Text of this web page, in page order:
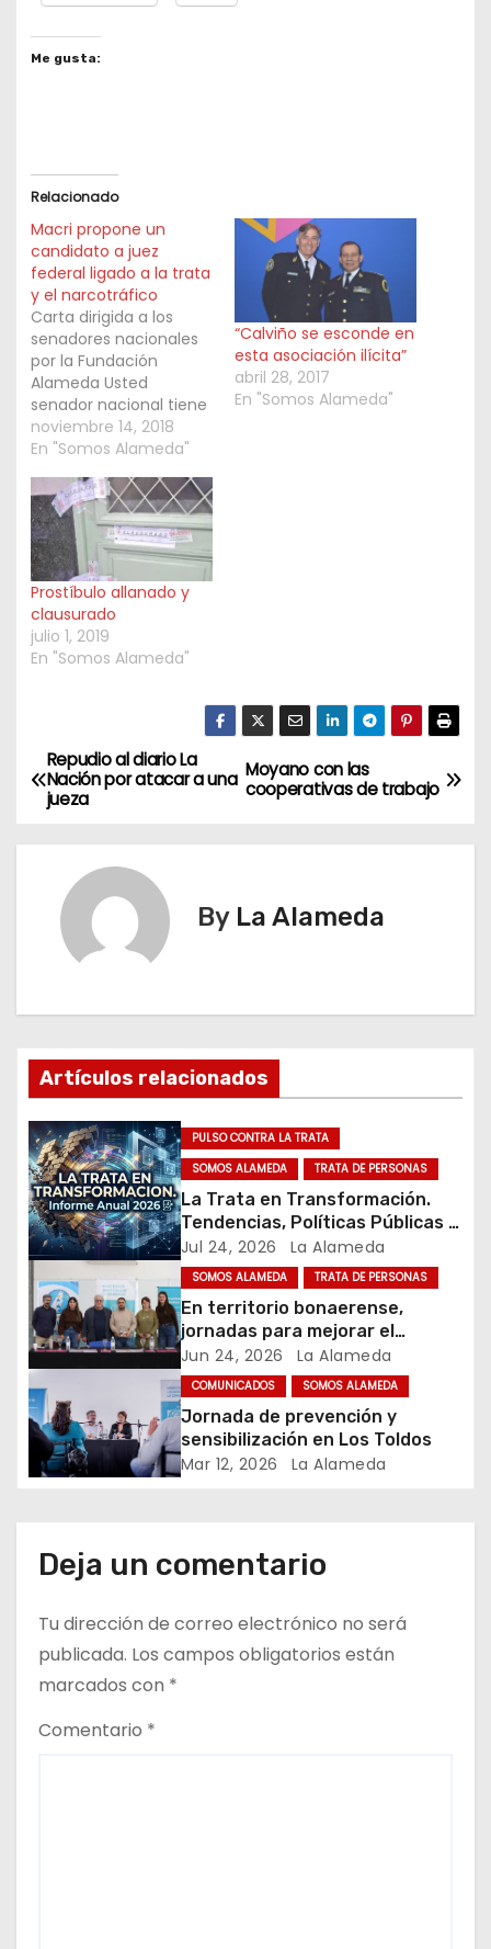
Me gusta:
Relacionado
Macri propone un
candidato a juez
federal ligado a la trata
y el narcotráfico
Carta dirigida a los
senadores nacionales
por la Fundación
Alameda Usted
senador nacional tiene
en su poder designar a
un juez federal para la
Paso de los Libres, en la
provincia de Corrientes,
que se llama Gustavo
Fresneda, quien
acumula denuncias
por vínculos con redes
de trata;…
noviembre 14, 2018
En "Somos Alameda"
“Calviño se esconde en
esta asociación ilícita”
abril 28, 2017
En "Somos Alameda"
Prostíbulo allanado y
clausurado
julio 1, 2019
En "Somos Alameda"
N
a
c
i
ó
n
d
e
e
n
t
r
d
s
Moyano con las
cooperativas de trabajo
Repudio al diario La
Nación por atacar a una
jueza
By La Alameda
Artículos relacionados
PULSO CONTRA LA TRATA
SOMOS ALAMEDA
TRATA DE PERSONAS
La Trata en Transformación.
Tendencias, Políticas Públicas y
Nuevos Desafíos. Argentina y el
Mundo – Julio 2026
Jul 24, 2026 La Alameda
SOMOS ALAMEDA TRATA DE PERSONAS
En territorio bonaerense,
jornadas para mejorar el
cuidado en comunidad
Jun 24, 2026 La Alameda
COMUNICADOS SOMOS ALAMEDA
Jornada de prevención y
sensibilización en Los Toldos
Mar 12, 2026 La Alameda
Deja un comentario
Tu dirección de correo electrónico no será
publicada. Los campos obligatorios están
marcados con *
Comentario *